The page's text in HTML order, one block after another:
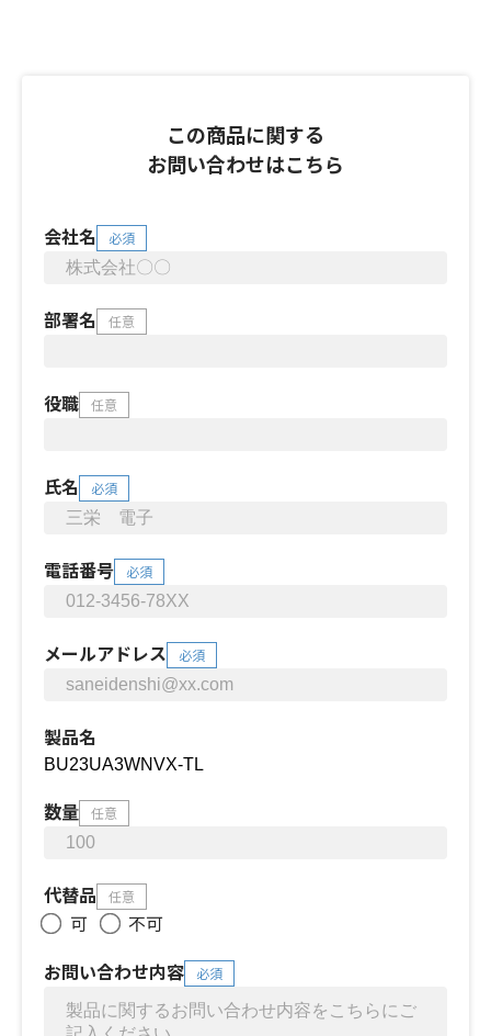
この商品に関する
お問い合わせはこちら
会社名 必須
部署名 任意
役職 任意
氏名 必須
電話番号 必須
メールアドレス 必須
製品名
数量 任意
代替品 任意
可
不可
お問い合わせ内容
必須